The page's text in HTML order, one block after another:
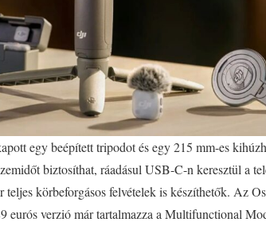
egy beépített tripodot és egy 215 mm-es
biztosíthat, ráadásul USB-C-n keresztül a
körbeforgásos felvételek is készíthetők. Az
eurós verzió már tartalmazza a Multifunctional